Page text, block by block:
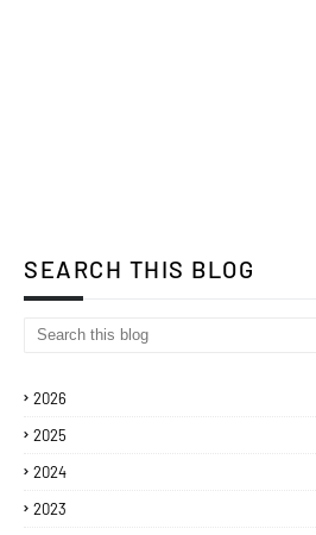
SEARCH THIS BLOG
2026
2025
2024
2023